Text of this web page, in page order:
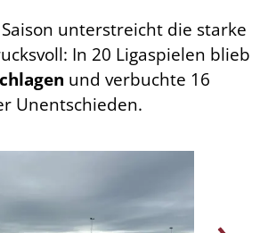
unterstreicht die starke
In 20 Ligaspielen blieb
und verbuchte 16
Unentschieden.